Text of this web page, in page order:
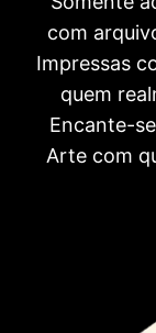
com
Impressas
quem
Encante-
Arte com